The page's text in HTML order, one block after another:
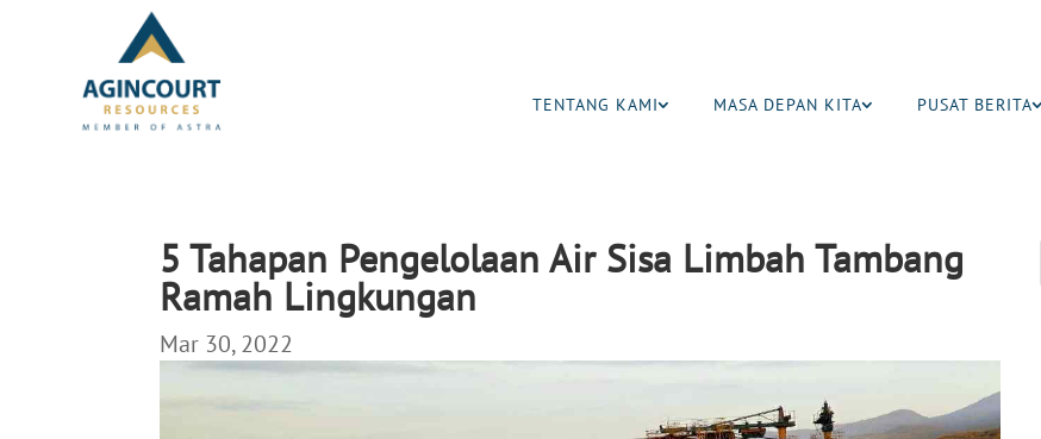
TENTANG KAMI MASA DEPAN KITA PUSAT BERITA
5 Tahapan Pengelolaan Air Sisa Limbah Tambang
Ramah Lingkungan
Mar 30, 2022